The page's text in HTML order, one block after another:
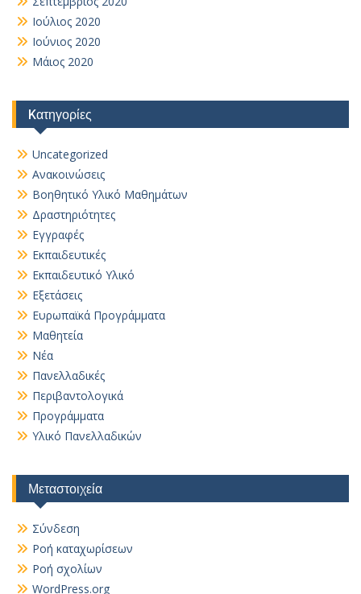
Ιούλιος 2020
Ιούνιος 2020
Μάιος 2020
Kατηγορίες
Uncategorized
Ανακοινώσεις
Βοηθητικό Yλικό Mαθημάτων
Δραστηριότητες
Εγγραφές
Εκπαιδευτικές
Εκπαιδευτικό Υλικό
Εξετάσεις
Ευρωπαϊκά Προγράμματα
Μαθητεία
Νέα
Πανελλαδικές
Περιβαντολογικά
Προγράμματα
Υλικό Πανελλαδικών
Μεταστοιχεία
Σύνδεση
Ροή καταχωρίσεων
Ροή σχολίων
WordPress.org